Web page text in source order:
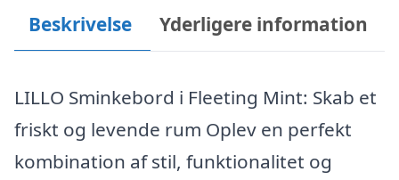
Beskrivelse Yderligere information
LILLO Sminkebord i Fleeting Mint: Skab et
friskt og levende rum Oplev en perfekt
kombination af stil, funktionalitet og